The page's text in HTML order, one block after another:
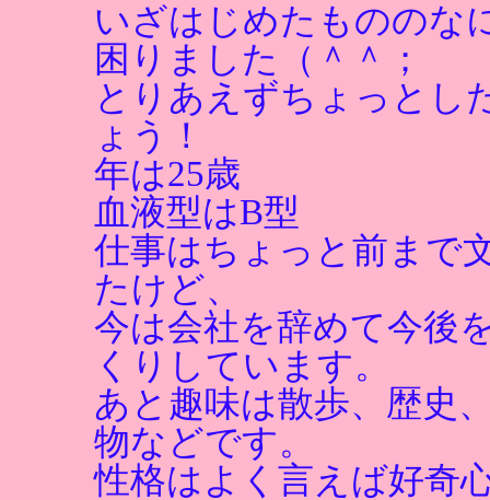
いざはじめたもののな
困りました（＾＾；
とりあえずちょっとし
ょう！
年は25歳
血液型はB型
仕事はちょっと前まで
たけど、
今は会社を辞めて今後
くりしています。
あと趣味は散歩、歴史
物などです。
性格はよく言えば好奇